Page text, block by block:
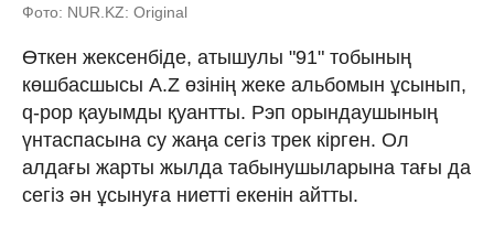
Фото: NUR.KZ: Original
Өткен жексенбіде, атышулы "91" тобының
көшбасшысы A.Z өзінің жеке альбомын ұсынып,
q-pop қауымды қуантты. Рэп орындаушының
үнтаспасына су жаңа сегіз трек кірген. Ол
алдағы жарты жылда табынушыларына тағы да
сегіз ән ұсынуға ниетті екенін айтты.